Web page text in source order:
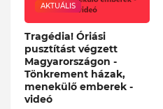
AKTUÁLIS
Tragédia! Óriási
pusztítást végzett
Magyarországon -
Tönkrement házak,
menekülő emberek -
videó